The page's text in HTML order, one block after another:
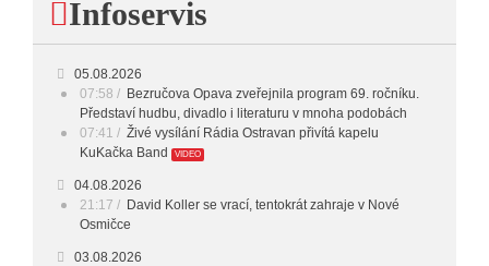
HARD AND HEAVY
18:00 - 20:00 INDEPENDENT
20:00 - 23:00 VEČERNÍ MIX
23:00 - 00:00 POTICHU
Infoservis
05.08.2026
07:58
Bezručova Opava zveřejnila program 69. ročníku.
Představí hudbu, divadlo i literaturu v mnoha podobách
07:41
Živé vysílání Rádia Ostravan přivítá kapelu
KuKačka Band
VIDEO
04.08.2026
21:17
David Koller se vrací, tentokrát zahraje v Nové
Osmičce
03.08.2026